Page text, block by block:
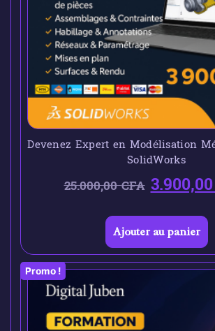
Devenez Expert en Modélisation
SolidWorks
25.000,00CFA
Ajouter au panier
Promo !